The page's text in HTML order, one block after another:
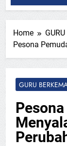
Home
Pesona
GURU